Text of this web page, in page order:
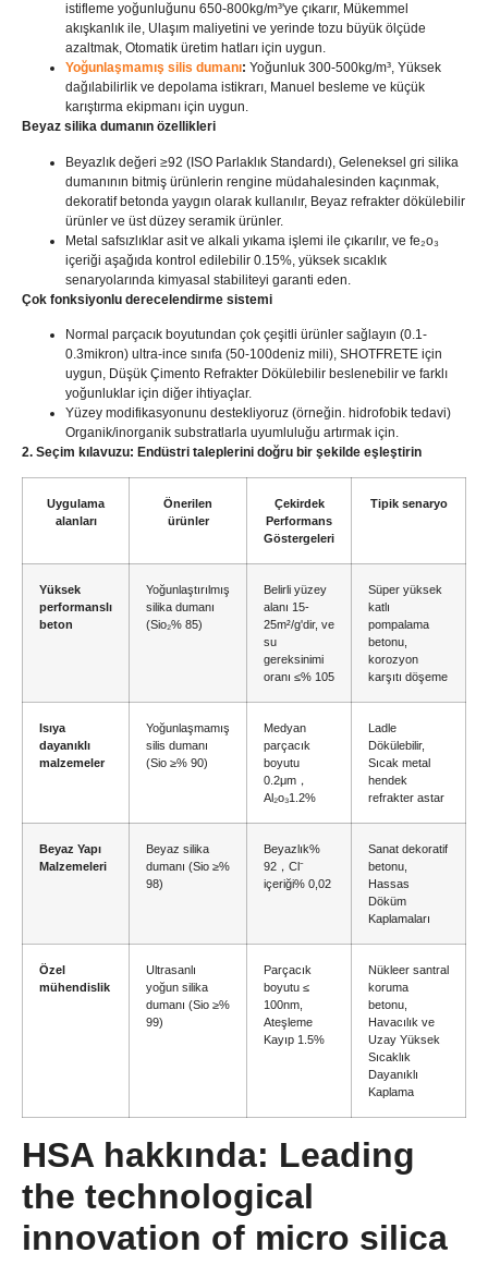
istifleme yoğunluğunu 650-800kg/m³'ye çıkarır, Mükemmel
akışkanlık ile, Ulaşım maliyetini ve yerinde tozu büyük ölçüde
azaltmak, Otomatik üretim hatları için uygun.
Yoğunlaşmamış silis dumanı: Yoğunluk 300-500kg/m³, Yüksek
dağılabilirlik ve depolama istikrarı, Manuel besleme ve küçük
karıştırma ekipmanı için uygun.
Beyaz silika dumanın özellikleri
Beyazlık değeri ≥92 (ISO Parlaklık Standardı), Geleneksel gri silika
dumanının bitmiş ürünlerin rengine müdahalesinden kaçınmak,
dekoratif betonda yaygın olarak kullanılır, Beyaz refrakter dökülebilir
ürünler ve üst düzey seramik ürünler.
Metal safsızlıklar asit ve alkali yıkama işlemi ile çıkarılır, ve fe₂o₃
içeriği aşağıda kontrol edilebilir 0.15%, yüksek sıcaklık
senaryolarında kimyasal stabiliteyi garanti eden.
Çok fonksiyonlu derecelendirme sistemi
Normal parçacık boyutundan çok çeşitli ürünler sağlayın (0.1-
0.3mikron) ultra-ince sınıfa (50-100deniz mili), SHOTFRETE için
uygun, Düşük Çimento Refrakter Dökülebilir beslenebilir ve farklı
yoğunluklar için diğer ihtiyaçlar.
Yüzey modifikasyonunu destekliyoruz (örneğin. hidrofobik tedavi)
Organik/inorganik substratlarla uyumluluğu artırmak için.
2. Seçim kılavuzu: Endüstri taleplerini doğru bir şekilde eşleştirin
Uygulama
alanları
Önerilen
ürünler
Çekirdek
Performans
Göstergeleri
Tipik senaryo
Yüksek
performanslı
beton
Yoğunlaştırılmış
silika dumanı
(Sio₂% 85)
Belirli yüzey
alanı 15-
25m²/g'dir, ve
su
gereksinimi
oranı ≤% 105
Süper yüksek
katlı
pompalama
betonu,
korozyon
karşıtı döşeme
Isıya
dayanıklı
malzemeler
Yoğunlaşmamış
silis dumanı
(Sio ≥% 90)
Medyan
parçacık
boyutu
0.2μm，
Al₂o₃1.2%
Ladle
Dökülebilir,
Sıcak metal
hendek
refrakter astar
Beyaz Yapı
Malzemeleri
Beyaz silika
dumanı (Sio ≥%
98)
Beyazlık%
92，Cl⁻
içeriği% 0,02
Sanat dekoratif
betonu,
Hassas
Döküm
Kaplamaları
Özel
mühendislik
Ultrasanlı
yoğun silika
dumanı (Sio ≥%
99)
Parçacık
boyutu ≤
100nm,
Ateşleme
Kayıp 1.5%
Nükleer santral
koruma
betonu,
Havacılık ve
Uzay Yüksek
Sıcaklık
Dayanıklı
Kaplama
HSA hakkında: Leading
the technological
innovation of micro silica